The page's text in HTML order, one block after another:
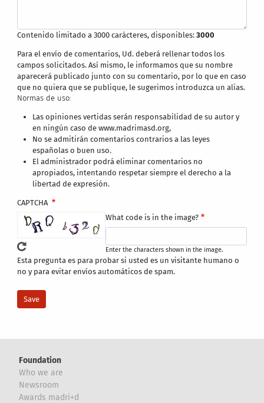
Contenido limitado a 3000 carácteres, disponibles:3000
Para el envío de comentarios, Ud. deberá rellenar todos los
campos solicitados. Así mismo, le informamos que su nombre
aparecerá publicado junto con su comentario, por lo que en caso
que no quiera que se publique, le sugerimos introduzca un alias.
Normas de uso:
Las opiniones vertidas serán responsabilidad de su autor y
en ningún caso de www.madrimasd.org,
No se admitirán comentarios contrarios a las leyes
españolas o buen uso.
El administrador podrá eliminar comentarios no
apropiados, intentando respetar siempre el derecho a la
libertad de expresión.
CAPTCHA
What code is in the image?
Enter the characters shown in the image.
Esta pregunta es para probar si usted es un visitante humano o
no y para evitar envíos automáticos de spam.
Foundation
Who we are
Newsroom
Awards madri+d